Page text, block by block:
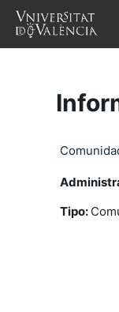
Salta al contenido
Tipo: